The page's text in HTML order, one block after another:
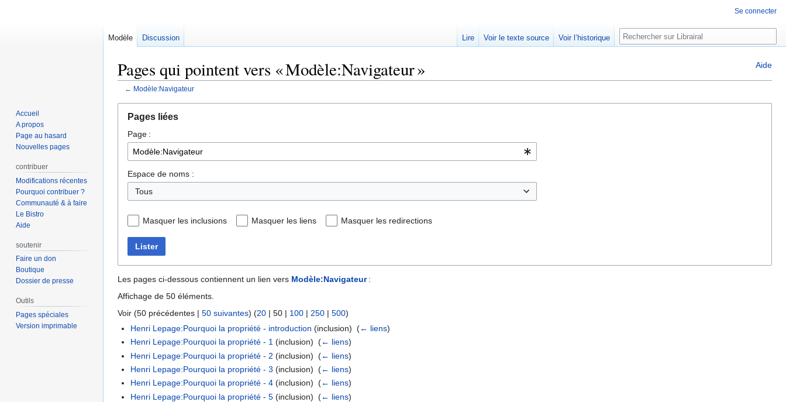
Aide
Pages qui pointent vers « Modèle:Navigateur »
← Modèle:Navigateur
navigation
recherche
Pages liées
Page :
Espace de noms :
Tous
Masquer les inclusions Masquer les liens Masquer les redirections
Lister
Les pages ci-dessous contiennent un lien vers Modèle:Navigateur:
Affichage de 50 éléments.
Voir (50 précédentes | 50 suivantes) (20 | 50 | 100 | 250 | 500)
Henri Lepage:Pourquoi la propriété - introduction (inclusion) ‎(← liens)
Henri Lepage:Pourquoi la propriété - 1 (inclusion) ‎(← liens)
Henri Lepage:Pourquoi la propriété - 2 (inclusion) ‎(← liens)
Henri Lepage:Pourquoi la propriété - 3 (inclusion) ‎(← liens)
Henri Lepage:Pourquoi la propriété - 4 (inclusion) ‎(← liens)
Henri Lepage:Pourquoi la propriété - 5 (inclusion) ‎(← liens)
Se connecter
Modèle Discussion Lire Voir le texte source Voir l’historique Rechercher
Accueil
A propos
Page au hasard
Nouvelles pages
contribuer
Modifications récentes
Pourquoi contribuer ?
Communauté & à faire
Le Bistro
Aide
soutenir
Faire un don
Boutique
Dossier de presse
Outils
Pages spéciales
Version imprimable